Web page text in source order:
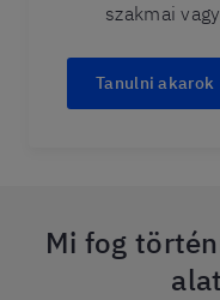
szakmai
Tanulni akarok
Mi fog